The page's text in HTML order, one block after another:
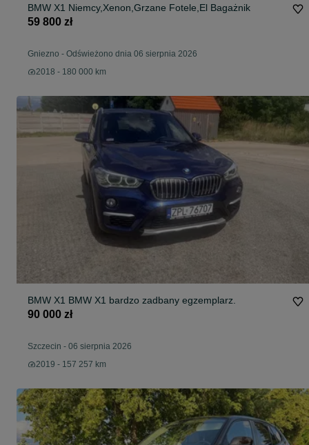
BMW X1 Niemcy,Xenon,Grzane Fotele,El Bagażnik
59 800 zł
Gniezno - Odświeżono dnia 06 sierpnia 2026
2018 - 180 000 km
BMW X1 BMW X1 bardzo zadbany egzemplarz.
90 000 zł
Szczecin - 06 sierpnia 2026
2019 - 157 257 km